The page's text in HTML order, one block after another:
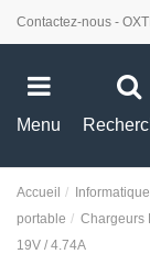
Contactez-nous -
Menu
Accueil Informatique
portable
Chargeurs
19V / 4.74A